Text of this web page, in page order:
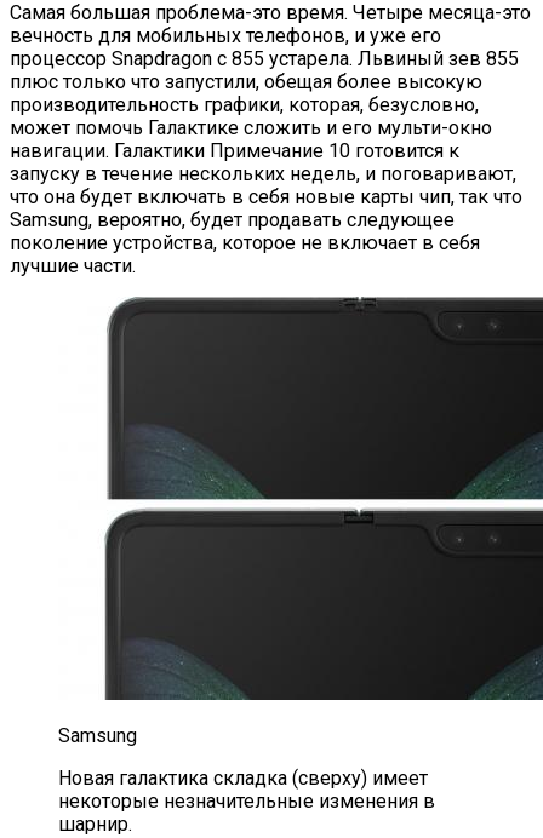
Самая большая проблема-это время. Четыре месяца-это
вечность для мобильных телефонов, и уже его
процессор Snapdragon с 855 устарела. Львиный зев 855
плюс только что запустили, обещая более высокую
производительность графики, которая, безусловно,
может помочь Галактике сложить и его мульти-окно
навигации. Галактики Примечание 10 готовится к
запуску в течение нескольких недель, и поговаривают,
что она будет включать в себя новые карты чип, так что
Samsung, вероятно, будет продавать следующее
поколение устройства, которое не включает в себя
лучшие части.
Samsung
Новая галактика складка (сверху) имеет
некоторые незначительные изменения в
шарнир.